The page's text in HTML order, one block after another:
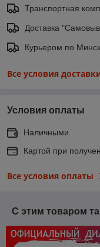
Транспортная
Доставка
Курьером по
Все условия
Условия оплаты
Наличными
Картой при
Все условия оплаты
С этим товаром